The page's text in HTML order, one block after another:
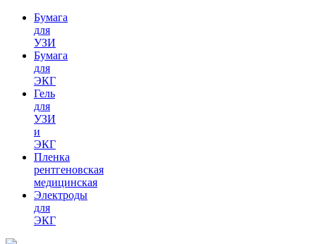
Бумага
для
УЗИ
Бумага
для
ЭКГ
Гель
для
УЗИ
и
ЭКГ
Пленка
рентгеновская
медицинская
Электроды
для
ЭКГ